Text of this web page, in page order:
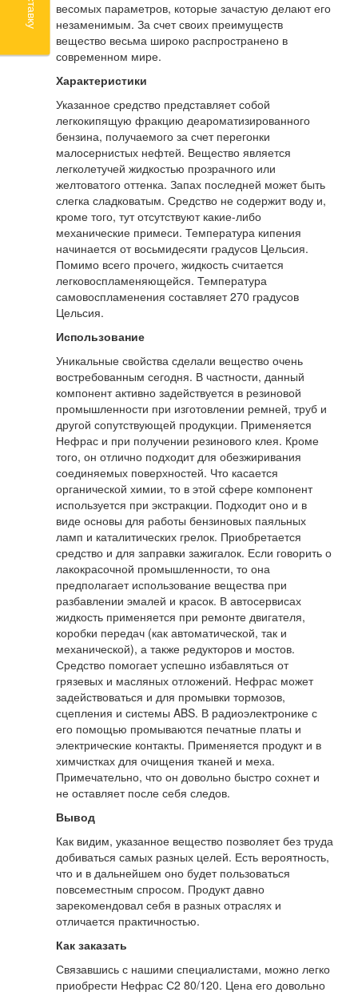
весомых параметров, которые зачастую делают его
незаменимым. За счет своих преимуществ
вещество весьма широко распространено в
современном мире.
Характеристики
Указанное средство представляет собой
легкокипящую фракцию деароматизированного
бензина, получаемого за счет перегонки
малосернистых нефтей. Вещество является
легколетучей жидкостью прозрачного или
желтоватого оттенка. Запах последней может быть
слегка сладковатым. Средство не содержит воду и,
кроме того, тут отсутствуют какие-либо
механические примеси. Температура кипения
начинается от восьмидесяти градусов Цельсия.
Помимо всего прочего, жидкость считается
легковоспламеняющейся. Температура
самовоспламенения составляет 270 градусов
Цельсия.
Использование
Уникальные свойства сделали вещество очень
востребованным сегодня. В частности, данный
компонент активно задействуется в резиновой
промышленности при изготовлении ремней, труб и
другой сопутствующей продукции. Применяется
Нефрас и при получении резинового клея. Кроме
того, он отлично подходит для обезжиривания
соединяемых поверхностей. Что касается
органической химии, то в этой сфере компонент
используется при экстракции. Подходит оно и в
виде основы для работы бензиновых паяльных
ламп и каталитических грелок. Приобретается
средство и для заправки зажигалок. Если говорить о
лакокрасочной промышленности, то она
предполагает использование вещества при
разбавлении эмалей и красок. В автосервисах
жидкость применяется при ремонте двигателя,
коробки передач (как автоматической, так и
механической), а также редукторов и мостов.
Средство помогает успешно избавляться от
грязевых и масляных отложений. Нефрас может
задействоваться и для промывки тормозов,
сцепления и системы ABS. В радиоэлектронике с
его помощью промываются печатные платы и
электрические контакты. Применяется продукт и в
химчистках для очищения тканей и меха.
Примечательно, что он довольно быстро сохнет и
не оставляет после себя следов.
Вывод
Как видим, указанное вещество позволяет без труда
добиваться самых разных целей. Есть вероятность,
что и в дальнейшем оно будет пользоваться
повсеместным спросом. Продукт давно
зарекомендовал себя в разных отраслях и
отличается практичностью.
Как заказать
Связавшись с нашими специалистами, можно легко
приобрести Нефрас С2 80/120. Цена его довольно